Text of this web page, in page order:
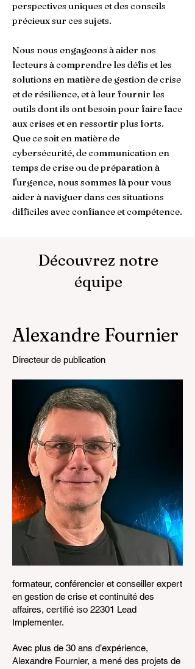
perspectives uniques et des conseils
précieux sur ces sujets.
Nous nous engageons à aider nos
lecteurs à comprendre les défis et les
solutions en matière de gestion de crise
et de résilience, et à leur fournir les
outils dont ils ont besoin pour faire face
aux crises et en ressortir plus forts.
Que ce soit en matière de
cybersécurité, de communication en
temps de crise ou de préparation à
l'urgence, nous sommes là pour vous
aider à naviguer dans ces situations
difficiles avec confiance et compétence.
Découvrez notre
équipe
Alexandre Fournier
Directeur de publication
formateur, conférencier et conseiller expert
en gestion de crise et continuité des
affaires, certifié iso 22301 Lead
Implementer.
Avec plus de 30 ans d’expérience,
Alexandre Fournier, a mené des projets de